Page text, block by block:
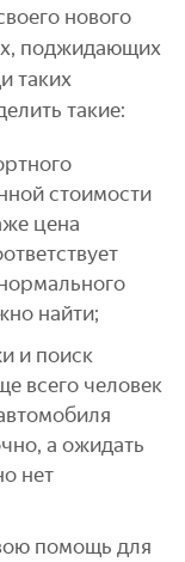
нового
поджидающих
таких
такие:
стоимости
цена
найти;
и поиск
всего человек
а ожидать
нет
помощь для